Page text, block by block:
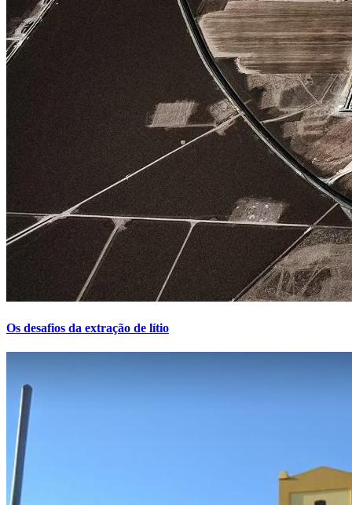
Os desafios da extração de lítio